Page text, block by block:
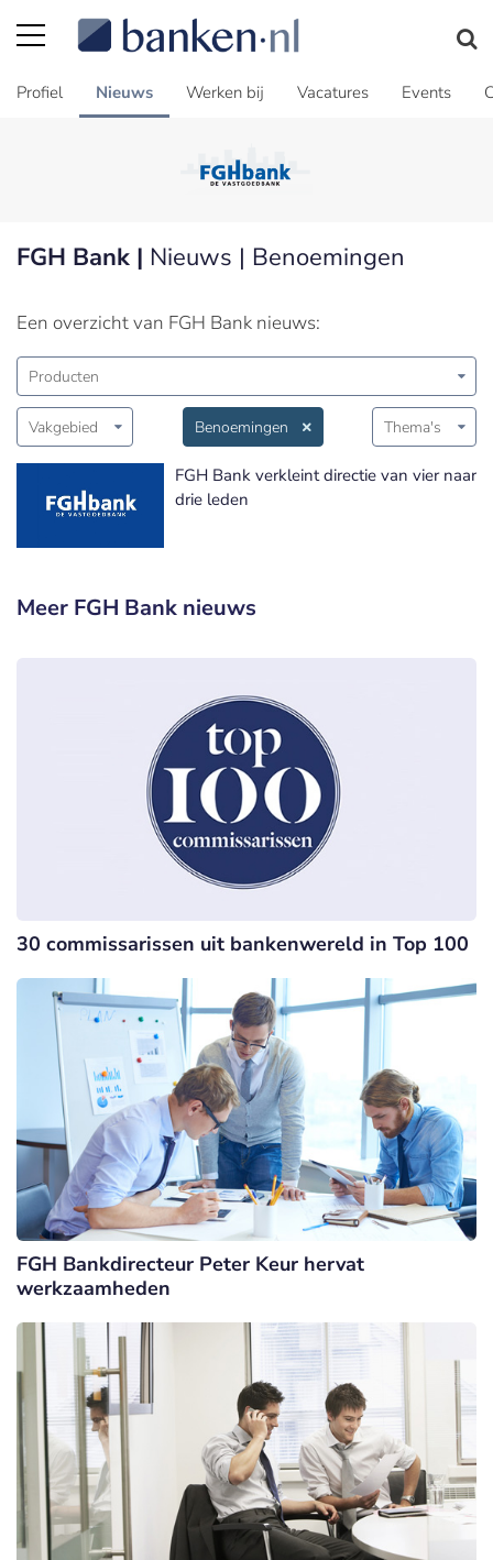
Profiel Nieuws Werken bij Vacatures Events
FGH Bank | Nieuws | Benoemingen
Een overzicht van FGH Bank nieuws:
Producten
Vakgebied Benoemingen Thema's
FGH Bank verkleint directie van vier naar
drie leden
Meer FGH Bank nieuws
30 commissarissen uit bankenwereld in Top 100
FGH Bankdirecteur Peter Keur hervat
werkzaamheden